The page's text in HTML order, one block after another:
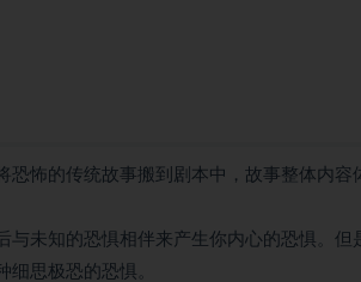
恐怖的传统故事搬到剧本中，故事整体内
与未知的恐惧相伴来产生你内心的恐惧。
思极恐的恐惧。